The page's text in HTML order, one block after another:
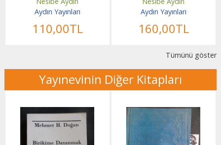
Aydın Yayınları
110,00TL
Aydın Yayınları
160,00TL
Tümünü göster
Yayınevinin Diğer Kitapları